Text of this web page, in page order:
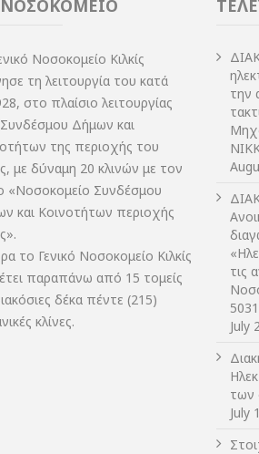
Νοσοκομείο Κιλκίς
τη λειτουργία του κατά
στο πλαίσιο λειτουργίας
Δήμων και
της περιοχής του
με δύναμη 20 κλινών με τον
«Νοσοκομείο Συνδέσμου
και Κοινοτήτων περιοχής
το Γενικό Νοσοκομείο Κιλκίς
παραπάνω από 15 τομείς
δέκα πέντε (215)
κλίνες.
την
τις
July
των
July